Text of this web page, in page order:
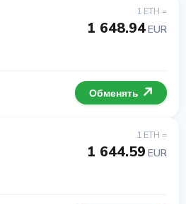
1 ETH =
1 648.94EUR
Обменять
1 ETH =
1 644.59 EUR